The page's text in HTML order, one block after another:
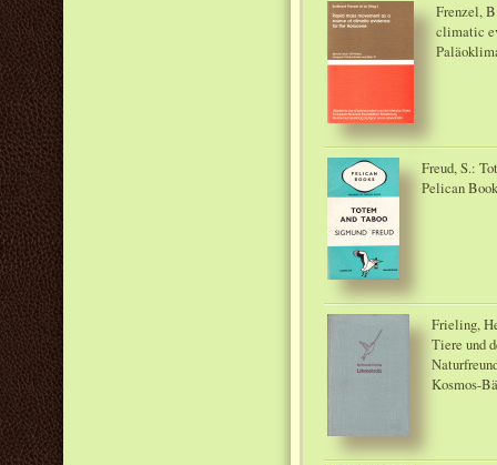
Frenzel,
climatic
Freud, S.:
Pelican
Frieling,
Tiere und
Kosmos-